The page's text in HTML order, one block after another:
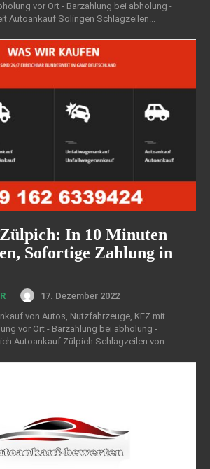
vor Ort - Barzahlung bei abholung -
Autoankauf bundesweit Autoankauf Solingen Schlagzeilen...
In 10 Minuten
Sofortige Zahlung in
17. Dezember 2022
von Autos, Nutzfahrzeuge, KFZ mit
vor Ort - Barzahlung bei abholung -
Gebrauchtwagen Zülpich Autoankauf Zülpich Schlagzeilen von...